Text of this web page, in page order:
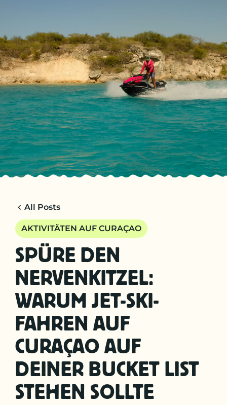
REISEN
CHARTERS
ÜBER UNS
TIPPS
KONTAKT
All Posts
AKTIVITÄTEN AUF CURAÇAO
SPÜRE DEN
NERVENKITZEL:
WARUM JET-SKI-
FAHREN AUF
CURAÇAO AUF
DEINER BUCKET LIST
STEHEN SOLLTE